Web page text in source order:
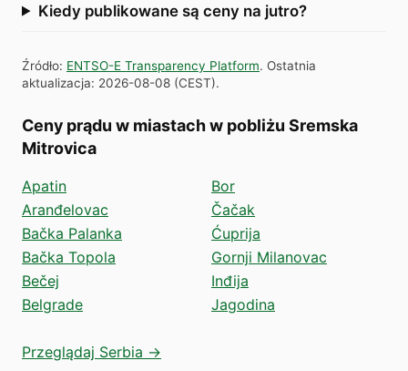
Kiedy publikowane są ceny na jutro?
Źródło: ENTSO-E Transparency Platform. Ostatnia
aktualizacja: 2026-08-08 (CEST).
Ceny prądu w miastach w pobliżu Sremska
Mitrovica
Apatin
Aranđelovac
Bačka Palanka
Bačka Topola
Bečej
Belgrade
Bor
Čačak
Ćuprija
Gornji Milanovac
Inđija
Jagodina
Przeglądaj Serbia →